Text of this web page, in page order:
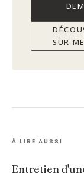
SUR
À LIRE AUSSI
Entretien